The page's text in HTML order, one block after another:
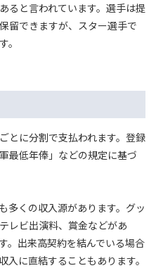
ると言われています。選手は提
留できますが、スター選手で
。
とに分割で支払われます。登録
最低年俸」などの規定に基づ
多くの収入源があります。グッ
レビ出演料、賞金などがあ
。出来高契約を結んでいる場合
入に直結することもあります。